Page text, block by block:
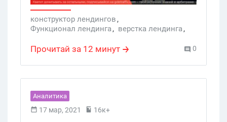
Сегодня попробуем копнуть глубже в
этой теме.
конструктор лендингов,
Функционал лендинга, верстка лендинга,
Конструкторы ,Креативы,
Прочитай за 12 минут 0
Аналитика
17 мар, 2021 16к+